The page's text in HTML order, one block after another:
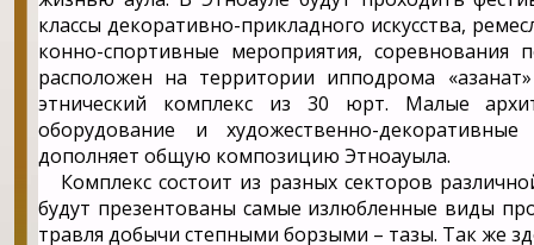
классы декоративно-прикладного искусства,
конно-спортивные мероприятия,
расположен на территории ипподрома
этнический комплекс из 30 юрт. Малые
оборудование и художественно-
дополняет общую композицию Этноауыла.
Комплекс состоит из разных секторов
будут презентованы самые излюбленные виды
травля добычи степными борзыми – тазы. Так же